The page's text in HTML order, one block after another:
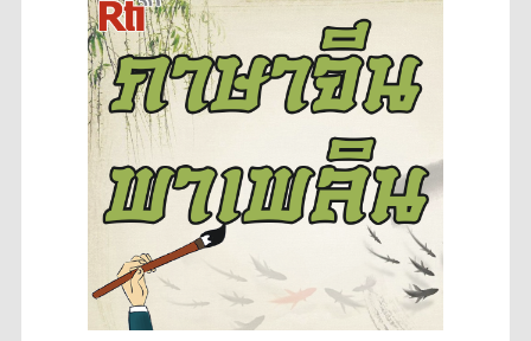
แพลตฟอร์ม ที่อยากจะฟังเรื่องราวของคุณ และคิด